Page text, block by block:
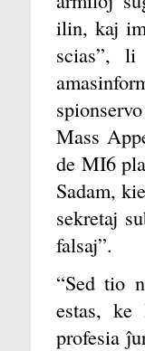
ilin, kaj
scias”,
Mass
de MI6
Sadam,
sekretaj
falsaj”.
“Sed tio
estas, ke
profesia